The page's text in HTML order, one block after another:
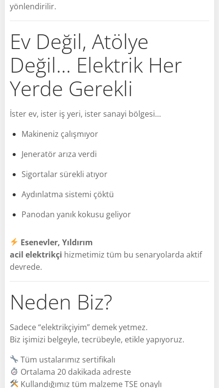
yönlendirilir.
Ev Değil, Atölye
Değil… Elektrik Her
Yerde Gerekli
İster ev, ister iş yeri, ister sanayi bölgesi…
Makineniz çalışmıyor
Jeneratör arıza verdi
Sigortalar sürekli atıyor
Aydınlatma sistemi çöktü
Panodan yanık kokusu geliyor
Esenevler, Yıldırım
acil elektrikçi hizmetimiz tüm bu senaryolarda aktif
devrede.
Neden Biz?
Sadece “elektrikçiyim” demek yetmez.
Biz işimizi belgeyle, tecrübeyle, etikle yapıyoruz.
Tüm ustalarımız sertifikalı
Ortalama 20 dakikada adreste
Kullandığımız tüm malzeme TSE onaylı